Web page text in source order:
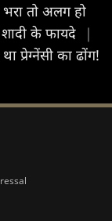
तो अलग हो
के फायदे
|
प्रेग्नेंसी का ढोंग!